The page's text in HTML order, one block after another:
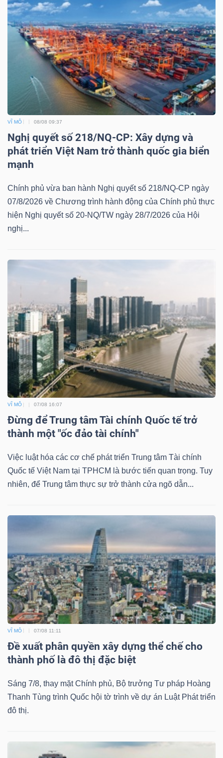
VĨ MÔ 08/08 09:37
Nghị quyết số 218/NQ-CP: Xây dựng và
phát triển Việt Nam trở thành quốc gia biển
mạnh
Chính phủ vừa ban hành Nghị quyết số 218/NQ-CP ngày
07/8/2026 về Chương trình hành động của Chính phủ thực
hiện Nghị quyết số 20-NQ/TW ngày 28/7/2026 của Hội
nghị...
VĨ MÔ 07/08 16:07
Đừng để Trung tâm Tài chính Quốc tế trở
thành một "ốc đảo tài chính"
Việc luật hóa các cơ chế phát triển Trung tâm Tài chính
Quốc tế Việt Nam tại TPHCM là bước tiến quan trọng. Tuy
nhiên, để Trung tâm thực sự trở thành cửa ngõ dẫn...
VĨ MÔ 07/08 11:11
Đề xuất phân quyền xây dựng thể chế cho
thành phố là đô thị đặc biệt
Sáng 7/8, thay mặt Chính phủ, Bộ trưởng Tư pháp Hoàng
Thanh Tùng trình Quốc hội tờ trình về dự án Luật Phát triển
đô thị.